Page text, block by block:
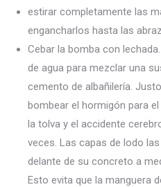
estirar completamente las
engancharlos hasta las
Cebar la bomba con
de agua para mezclar una
cemento de albañilería.
bombear el hormigón para
la tolva y el accidente
veces. Las capas de lodo
delante de su concreto a
Esto evita que la manguera